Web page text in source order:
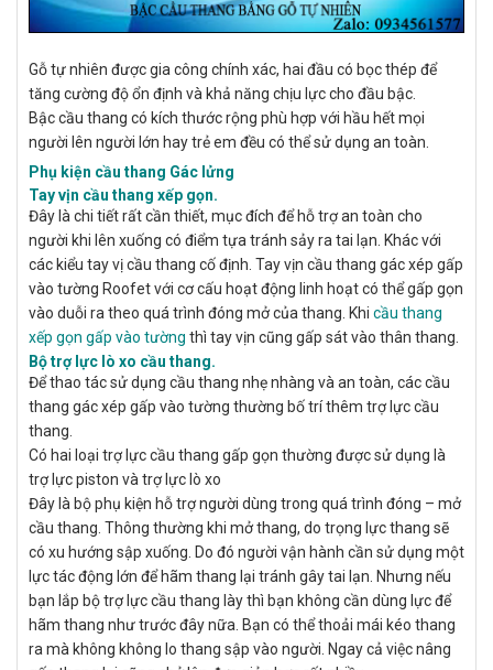
Gỗ tự nhiên được gia công chính xác, hai đầu có bọc thép để
tăng cường độ ổn định và khả năng chịu lực cho đầu bậc.
Bậc cầu thang có kích thước rộng phù hợp với hầu hết mọi
người lên người lớn hay trẻ em đều có thể sử dụng an toàn.
Phụ kiện cầu thang Gác lửng
Tay vịn cầu thang xếp gọn.
Đây là chi tiết rất cần thiết, mục đích để hỗ trợ an toàn cho
người khi lên xuống có điểm tựa tránh sảy ra tai lạn. Khác với
các kiểu tay vị cầu thang cố định. Tay vịn cầu thang gác xép gấp
vào tường Roofet với cơ cấu hoạt động linh hoạt có thể gấp gọn
vào duỗi ra theo quá trình đóng mở của thang. Khi cầu thang
xếp gọn gấp vào tường thì tay vịn cũng gấp sát vào thân thang.
Bộ trợ lực lò xo cầu thang.
Để thao tác sử dụng cầu thang nhẹ nhàng và an toàn, các cầu
thang gác xép gấp vào tường thường bố trí thêm trợ lực cầu
thang.
Có hai loại trợ lực cầu thang gấp gọn thường được sử dụng là
trợ lực piston và trợ lực lò xo
Đây là bộ phụ kiện hỗ trợ người dùng trong quá trình đóng – mở
cầu thang. Thông thường khi mở thang, do trọng lực thang sẽ
có xu hướng sập xuống. Do đó người vận hành cần sử dụng một
lực tác động lớn để hãm thang lại tránh gây tai lạn. Nhưng nếu
bạn lắp bộ trợ lực cầu thang lày thì bạn không cần dùng lực để
hãm thang như trước đây nữa. Bạn có thể thoải mái kéo thang
ra mà không không lo thang sập vào người. Ngay cả việc nâng